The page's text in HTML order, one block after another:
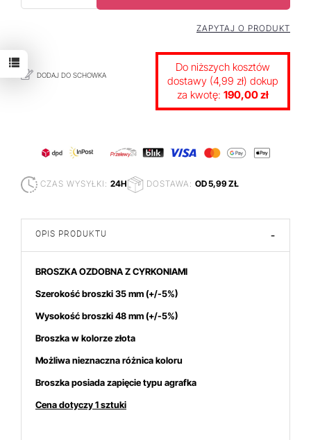
DODAJ DO SCHOWKA
ZAPYTAJ O PRODUKT
Do niższych kosztów
dostawy (4,99 zł) dokup
za kwotę: 190,00 zł
CZAS WYSYŁKI: 24H DOSTAWA: OD 5,99 ZŁ
OPIS PRODUKTU -
BROSZKA OZDOBNA Z CYRKONIAMI
Szerokość broszki 35 mm(+/-5%)
Wysokość broszki 48mm (+/-5%)
Broszka w kolorze złota
Możliwa nieznaczna różnica koloru
Broszka posiada zapięcie typu agrafka
Cena dotyczy 1 sztuki